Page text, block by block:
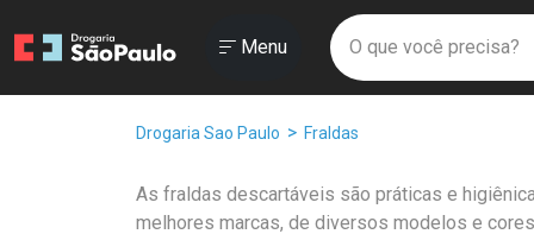
Drogaria São Paulo
Ir direto para a home
pela página
Ir direto para o conteúdo
Ir direto para a ajuda
Ir direto para o carrinho
Faça a sua
O que você
Menu
Abrir ou Fechar
Menu
Breadcrumb
Drogaria Sao Paulo Fraldas
As fraldas descartáveis são práticas e
melhores marcas, de diversos modelos e